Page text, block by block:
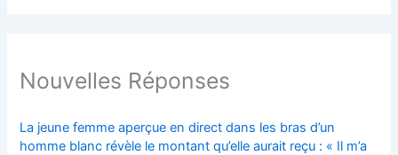
Nouvelles Réponses
La jeune femme aperçue en direct dans les bras d’un
homme blanc révèle le montant qu’elle aurait reçu : « Il m’a